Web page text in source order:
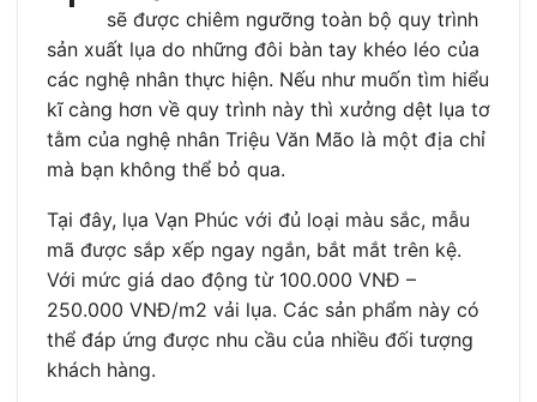
sẽ được chiêm ngưỡng toàn bộ quy trình
sản xuất lụa do những đôi bàn tay khéo léo của
các nghệ nhân thực hiện. Nếu như muốn tìm hiểu
kĩ càng hơn về quy trình này thì xưởng dệt lụa tơ
tằm của nghệ nhân Triệu Văn Mão là một địa chỉ
mà bạn không thể bỏ qua.
Tại đây, lụa Vạn Phúc với đủ loại màu sắc, mẫu
mã được sắp xếp ngay ngắn, bắt mắt trên kệ.
Với mức giá dao động từ 100.000 VNĐ –
250.000 VNĐ/m2 vải lụa. Các sản phẩm này có
thể đáp ứng được nhu cầu của nhiều đối tượng
khách hàng.